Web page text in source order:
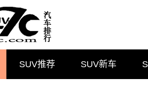
SUV推荐 SUV新车